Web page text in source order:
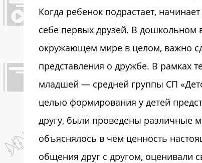
Когда ребенок подрастает,
себе первых друзей. В дошкольном
окружающем мире в целом, важно
представления о дружбе. В рамках
младшей — средней группы СП
целью формирования у детей
другу, были проведены различные
объяснялось в чем ценность
общения друг с другом, оценивали